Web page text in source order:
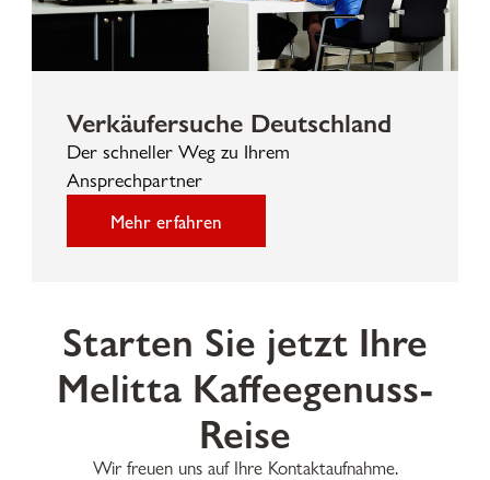
Verkäufersuche Deutschland
Der schneller Weg zu Ihrem
Ansprechpartner
Mehr erfahren
Starten Sie jetzt Ihre
Melitta Kaffeegenuss-
Reise
Wir freuen uns auf Ihre Kontaktaufnahme.